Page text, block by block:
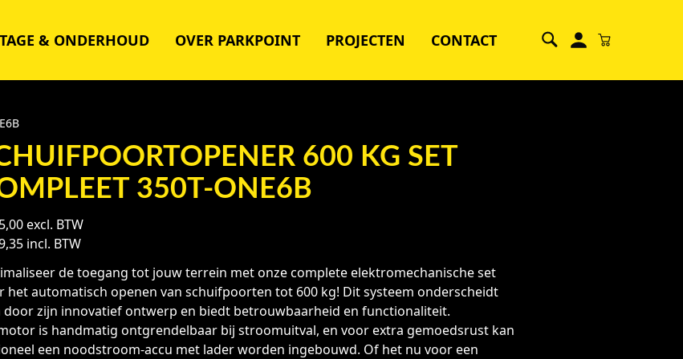
& ONDERHOUD OVER PARKPOINT PROJECTEN CONTACT
600 KG SET
350T-ONE6B
excl. BTW
incl. BTW
de toegang tot jouw terrein met onze complete elektromechanische set
het automatisch openen van schuifpoorten tot 600 kg! Dit systeem onderscheidt
door zijn innovatief ontwerp en biedt betrouwbaarheid en functionaliteit.
is handmatig ontgrendelbaar bij stroomuitval, en voor extra gemoedsrust kan
een noodstroom-accu met lader worden ingebouwd. Of het nu voor een